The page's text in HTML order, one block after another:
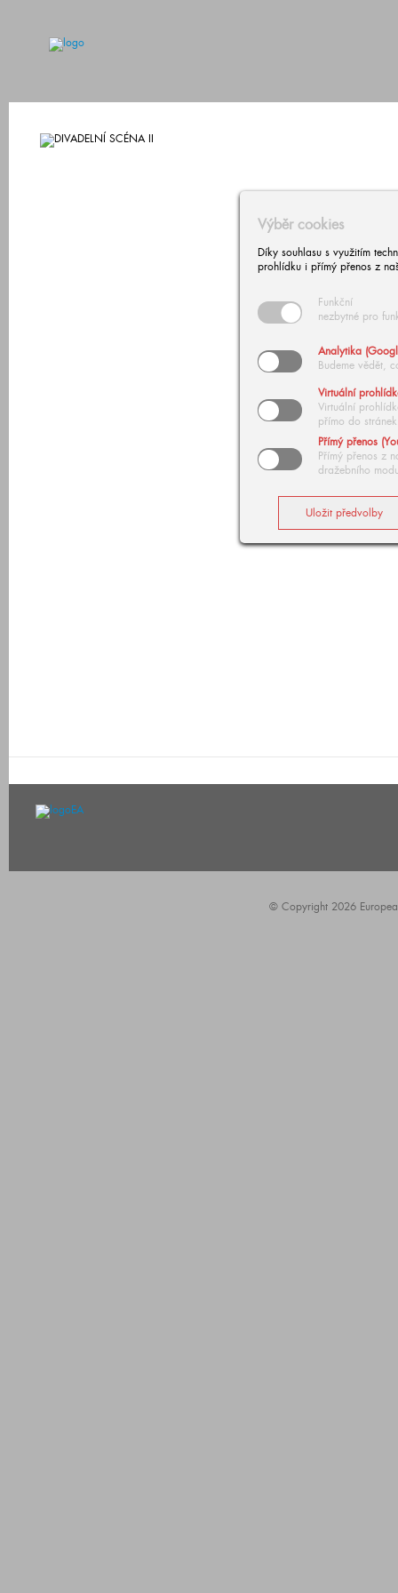
Výběr cookies
Díky souhlasu s využitím
prohlídku i přímý přenos z
Funkční
nezbytné pro
Analytika
Budeme vědět,
Virtuální
Virtuální
přímo do stránek
Přímý přenos
Přímý přenos z
dražebního
© Copyright 2026